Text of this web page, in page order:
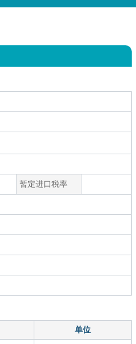
暂定进口税率
单位